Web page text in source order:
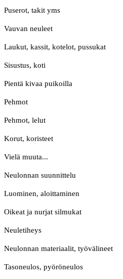
Puserot, takit yms
Vauvan neuleet
Laukut, kassit, kotelot, pussukat
Sisustus, koti
Pientä kivaa puikoilla
Pehmot
Pehmot, lelut
Korut, koristeet
Vielä muuta...
Neulonnan suunnittelu
Luominen, aloittaminen
Oikeat ja nurjat silmukat
Neuletiheys
Neulonnan materiaalit, työvälineet
Tasoneulos, pyöröneulos